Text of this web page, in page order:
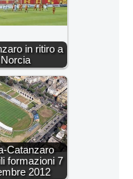
in ritiro a
Norcia
Catanzaro
formazioni 7
2012